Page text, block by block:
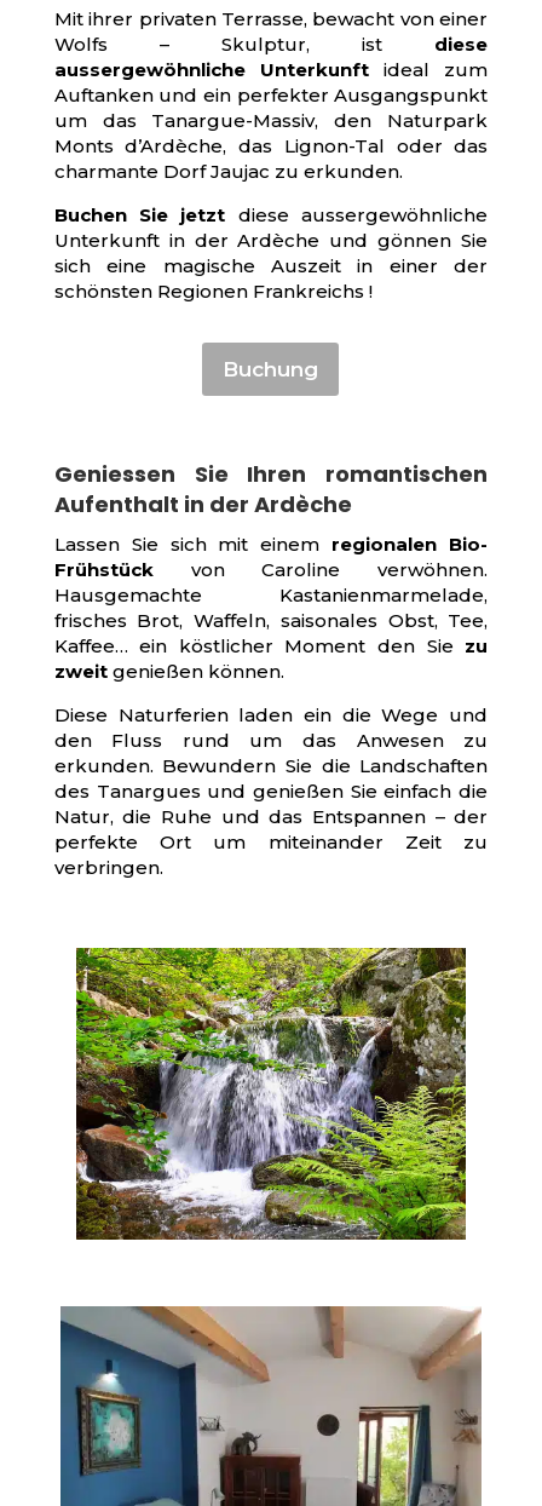
Mit ihrer privaten Terrasse, bewacht von einer
Wolfs – Skulptur, ist diese
aussergewöhnliche Unterkunftideal zum
Auftanken und ein perfekter Ausgangspunkt
um das Tanargue-Massiv, den Naturpark
Monts d’Ardèche, das Lignon-Tal oder das
charmante Dorf Jaujac zu erkunden.
Buchen Sie jetzt diese aussergewöhnliche
Unterkunft in der Ardèche und gönnen Sie
sich eine magische Auszeit in einer der
schönsten Regionen Frankreichs !
Buchung
Geniessen Sie Ihren romantischen
Aufenthalt in der Ardèche
Lassen Sie sich mit einem regionalen Bio-
Frühstückvon Caroline verwöhnen.
Hausgemachte Kastanienmarmelade,
frisches Brot, Waffeln, saisonales Obst, Tee,
Kaffee… ein köstlicher Moment den Sie zu
zweitgenießen können.
Diese Naturferien laden ein die Wege und
den Fluss rund um das Anwesen zu
erkunden. Bewundern Sie die Landschaften
des Tanargues und genießen Sie einfach die
Natur, die Ruhe und das Entspannen – der
perfekte Ort um miteinander Zeit zu
verbringen.